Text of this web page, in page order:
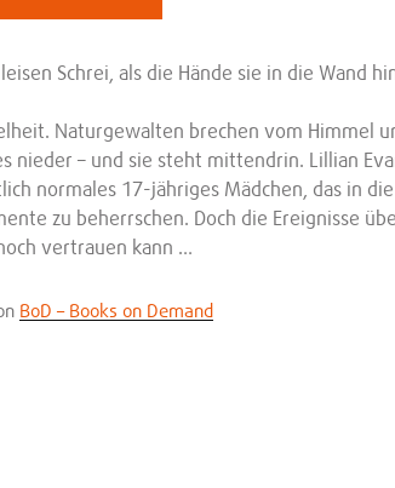
Schrei, als die Hände sie in die Wand
Naturgewalten brechen vom Himmel
nieder – und sie steht mittendrin. Lillian
normales 17-jähriges Mädchen, das in
zu beherrschen. Doch die Ereignisse
vertrauen kann …
BoD – Books on Demand